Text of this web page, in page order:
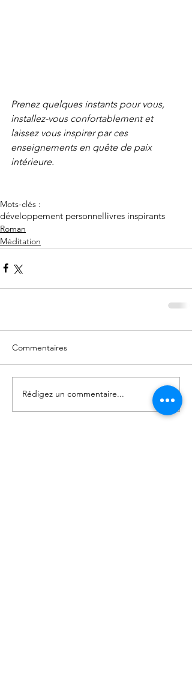
Prenez quelques instants pour vous,
installez-vous confortablement et
laissez vous inspirer par ces
enseignements en quête de paix
intérieure.
Mots-clés :
développement personnellivres inspirants
Roman
Méditation
Commentaires
Rédigez un commentaire...